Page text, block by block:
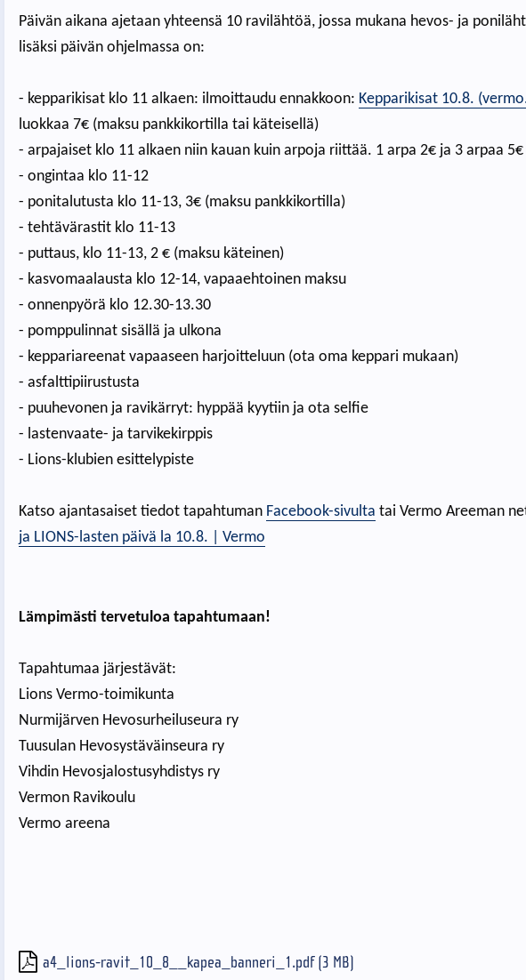
Päivän aikana ajetaan yhteensä 10 ravilähtöä, jossa mukana hevos- ja
lisäksi päivän ohjelmassa on:
- kepparikisat klo 11 alkaen: ilmoittaudu ennakkoon: Kepparikisat 10.8.
luokkaa 7€ (maksu pankkikortilla tai käteisellä)
- arpajaiset klo 11 alkaen niin kauan kuin arpoja riittää. 1 arpa 2€ ja 3 arpaa
- ongintaa klo 11-12
- ponitalutusta klo 11-13, 3€ (maksu pankkikortilla)
- tehtävärastit klo 11-13
- puttaus, klo 11-13, 2 € (maksu käteinen)
- kasvomaalausta klo 12-14, vapaaehtoinen maksu
- onnenpyörä klo 12.30-13.30
- pomppulinnat sisällä ja ulkona
- keppariareenat vapaaseen harjoitteluun (ota oma keppari mukaan)
- asfalttipiirustusta
- puuhevonen ja ravikärryt: hyppää kyytiin ja ota selfie
- lastenvaate- ja tarvikekirppis
- Lions-klubien esittelypiste
Katso ajantasaiset tiedot tapahtuman Facebook-sivulta tai Vermo Areeman
ja LIONS-lasten päivä la 10.8. | Vermo
Lämpimästi tervetuloa tapahtumaan!
Tapahtumaa järjestävät:
Lions Vermo-toimikunta
Nurmijärven Hevosurheiluseura ry
Tuusulan Hevosystäväinseura ry
Vihdin Hevosjalostusyhdistys ry
Vermon Ravikoulu
Vermo areena
a4_lions-ravit_10_8__kapea_banneri_1.pdf (3 MB)